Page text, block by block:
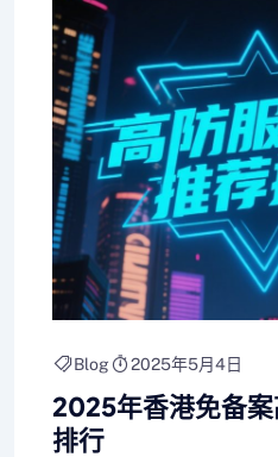
Blog 2025年5月4日
2025年香港免备
排行